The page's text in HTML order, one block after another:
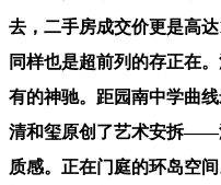
去，二手房成交价更是高
同样也是超前列的存正在
有的神驰。距园南中学曲
清和玺原创了艺术安拆——
质感。正在门庭的环岛空